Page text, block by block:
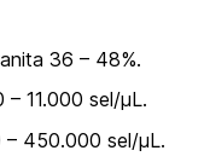
36 – 48%.
11.000 sel/μL.
– 450.000 sel/μL.